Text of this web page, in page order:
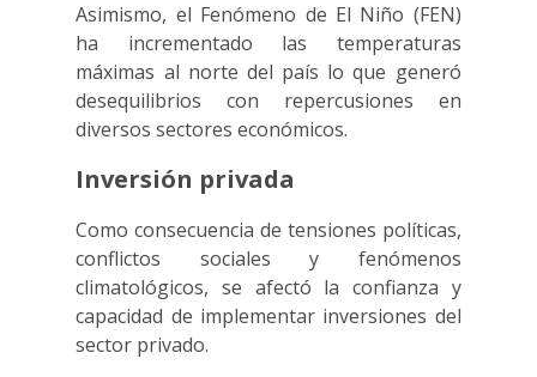
Asimismo, el Fenómeno de El Niño (FEN)
ha incrementado las temperaturas
máximas al norte del país lo que generó
desequilibrios con repercusiones en
diversos sectores económicos.
Inversión privada
Como consecuencia de tensiones políticas,
conflictos sociales y fenómenos
climatológicos, se afectó la confianza y
capacidad de implementar inversiones del
sector privado.